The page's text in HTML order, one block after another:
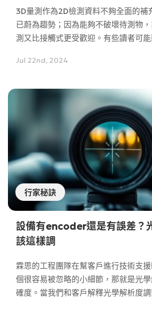
3D量測作為2D檢測資料不夠全面的補
已蔚為趨勢；因為能夠不破壞待測物
測又比接觸式更受歡迎。有些讀者可
干涉（White Light Interferometry,
（Optical Coherence Tomography,
三角測量（Laser Triangulation）、
（Structured Light Scanning）、紅
（Infrared Thermography）、飛行
of Flight, TOF）等等。在眾多技術中
景和各個技術的優勢，選擇出最適合當
呢？我們將持續探討幾種非接觸式3D
您能夠掌握判斷的基本原則。
Jul 22nd, 2024
行家秘訣
設備有encoder還是有誤差？
該這樣調
霖思的工程團隊在幫客戶進行技術支
個很容易被忽略的小細節，那就是光
確度。當我們和客戶解釋光學解析度